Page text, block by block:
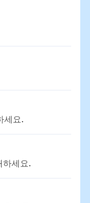
세요.
하세요.